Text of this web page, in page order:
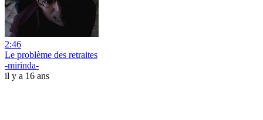
2:46
Le problème des retraites
-mirinda-
il y a 16 ans